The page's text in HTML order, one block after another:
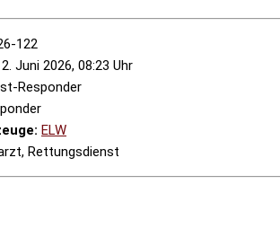
122
2. Juni 2026, 08:23 Uhr
Responder
ELW
Rettungsdienst